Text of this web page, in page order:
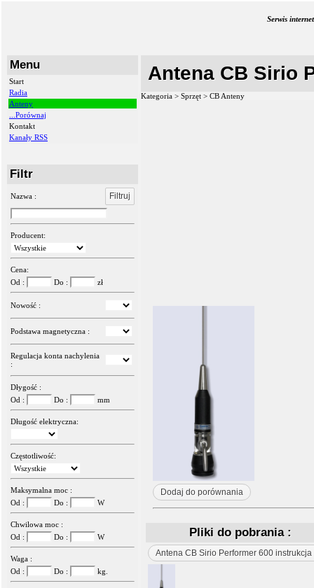
Serwis
Menu
Start
Radia
Anteny
...Porównaj
Kontakt
Kanały RSS
Filtr
Nazwa : Filtruj
Producent:
Cena:
Od :
Do : zł
Nowość :
Podstawa magnetyczna :
Regulacja konta nachylenia
:
Dłygość :
Od :
Do : mm
Długość elektryczna:
Częstotliwość:
Maksymalna moc :
Od :
Do : W
Chwilowa moc :
Od :
Do : W
Waga :
Od :
Do : kg.
Antena CB Sirio
Kategoria > Sprzęt > CB Anteny
Dodaj do porównania
Pliki do pobrania :
Antena CB Sirio Performer 600 instrukcja